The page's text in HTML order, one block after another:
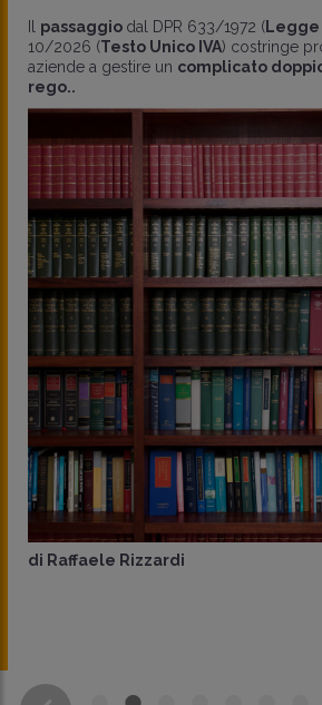
passaggio dal DPR 633/1972 (Legge
10/2026 (Testo Unico IVA) costringe
aziende a gestire un complicato
rego..
di Raffaele Rizzardi